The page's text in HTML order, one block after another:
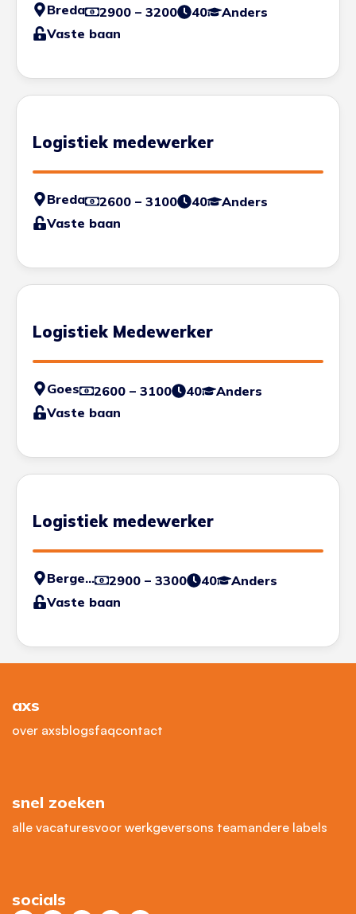
Breda 2900 – 3200 40
Anders
Vaste baan
Logistiek medewerker
Breda 2600 – 3100 40
Anders
Vaste baan
Logistiek Medewerker
Goes 2600 – 3100 40
Anders
Vaste baan
Logistiek medewerker
Bergen op Zoom 2900 – 3300 40
Anders
Vaste baan
axs
over axsblogsfaqcontact
snel zoeken
alle vacaturesvoor werkgeversons teamandere labels
socials